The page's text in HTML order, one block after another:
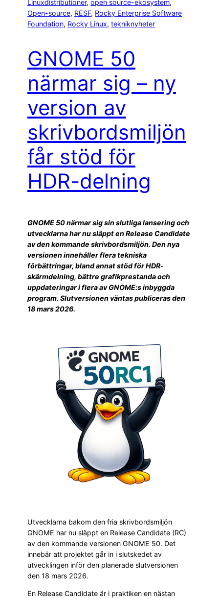
Linuxdistributioner, open source-ekosystem
Open-source, RESF, Rocky Enterprise Software
Foundation, Rocky Linux, tekniknyheter
GNOME 50
närmar sig – ny
version av
skrivbordsmiljön
får stöd för
HDR-delning
GNOME 50 närmar sig sin slutliga lansering och
utvecklarna har nu släppt en Release Candidate
av den kommande skrivbordsmiljön. Den nya
versionen innehåller flera tekniska
förbättringar, bland annat stöd för HDR-
skärmdelning, bättre grafikprestanda och
uppdateringar i flera av GNOME:s inbyggda
program. Slutversionen väntas publiceras den
18 mars 2026.
Utvecklarna bakom den fria skrivbordsmiljön
GNOME har nu släppt en Release Candidate (RC)
av den kommande versionen GNOME 50. Det
innebär att projektet går in i slutskedet av
utvecklingen inför den planerade slutversionen
den 18 mars 2026.
En Release Candidate är i praktiken en nästan